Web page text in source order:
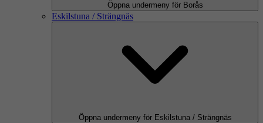
Öppna undermeny för Borås
Eskilstuna / Strängnäs
Öppna undermeny för Eskilstuna / Strängnäs